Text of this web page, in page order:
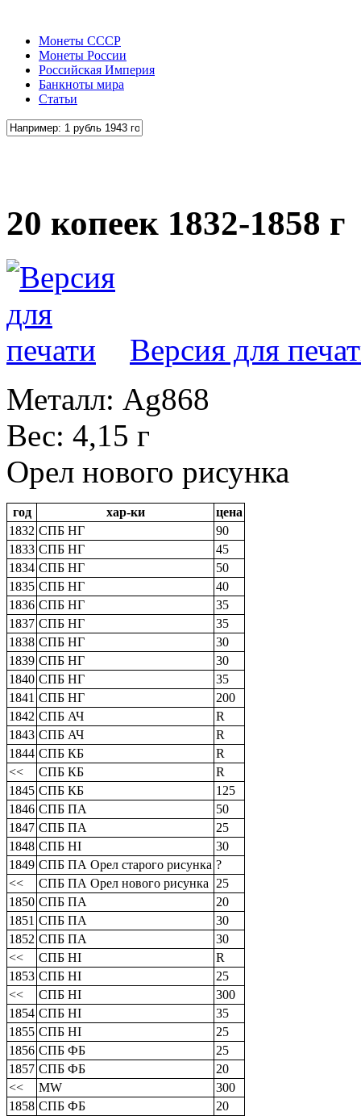
Монеты СССР
Монеты России
Российская Империя
Банкноты мира
Статьи
20 копеек 1832-1858 г
Версия для
Металл: Ag868
Вес: 4,15 г
Орел нового рисунка
год хар-ки
цена
1832 СПБ НГ
90
1833 СПБ НГ
45
1834 СПБ НГ
50
1835 СПБ НГ
40
1836 СПБ НГ
35
1837 СПБ НГ
35
1838 СПБ НГ
30
1839 СПБ НГ
30
1840 СПБ НГ
35
1841 СПБ НГ
200
1842 СПБ АЧ
R
1843 СПБ АЧ
R
1844 СПБ КБ
R
<<
СПБ КБ
R
1845 СПБ КБ
125
1846 СПБ ПА
50
1847 СПБ ПА
25
1848 СПБ HI
30
1849 СПБ ПА Орел старого рисунка ?
<<
СПБ ПА Орел нового рисунка
25
1850 СПБ ПА
20
1851 СПБ ПА
30
1852 СПБ ПА
30
<<
СПБ HI
R
1853 СПБ HI
25
<<
СПБ HI
300
1854 СПБ HI
35
1855 СПБ HI
25
1856 СПБ ФБ
25
1857 СПБ ФБ
20
<<
MW
300
1858 СПБ ФБ 20